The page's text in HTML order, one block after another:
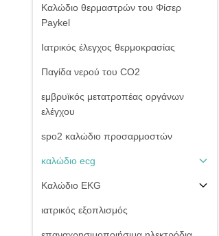
Καλώδιο θερμαστρών του Φίσερ
Paykel
Ιατρικός έλεγχος θερμοκρασίας
Παγίδα νερού του CO2
εμβρυϊκός μετατροπέας οργάνων
ελέγχου
spo2 καλώδιο προσαρμοστών
καλώδιο ecg
Καλώδιο EKG
ιατρικός εξοπλισμός